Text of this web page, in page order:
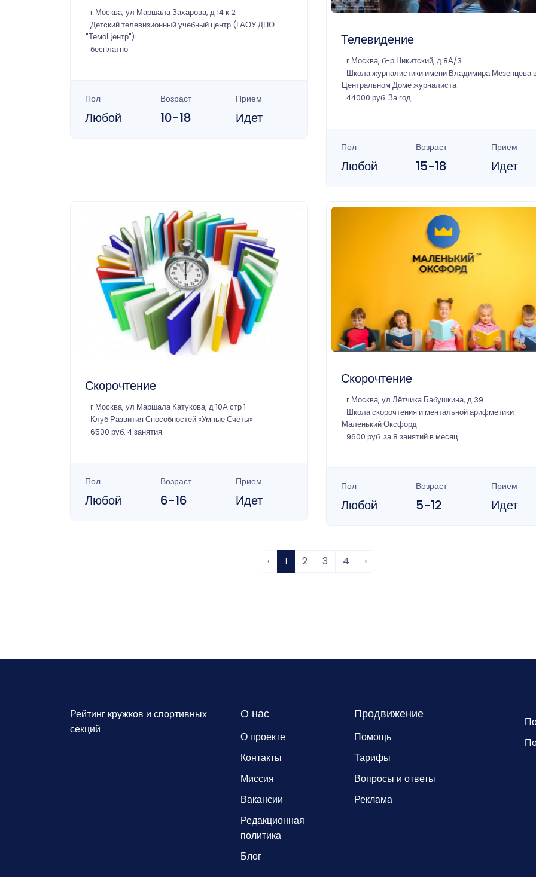
г Москва, ул Маршала Захарова, д 14 к 2
Детский телевизионный учебный центр (ГАОУ ДПО
"ТемоЦентр")
бесплатно
Пол
Любой
Возраст
10-18
Прием
Идет
Телевидение
г Москва, б-р Никитский, д 8А/3
Школа журналистики имени Владимира Мезенцева
Центральном Доме журналиста
44000 руб. За год
Пол
Любой
Возраст
15-18
Прием
Идет
Скорочтение
г Москва, ул Маршала Катукова, д 10А стр 1
Клуб Развития Способностей «Умные Счёты»
6500 руб. 4 занятия.
Пол
Любой
Возраст
6-16
Прием
Идет
Скорочтение
г Москва, ул Лётчика Бабушкина, д 39
Школа скорочтения и ментальной арифметики
Маленький Оксфорд
9600 руб. за 8 занятий в месяц
Пол
Любой
Возраст
5-12
Прием
Идет
‹ 1 2 3 4 ›
Рейтинг кружков и спортивных
секций
О нас
О проекте
Контакты
Миссия
Вакансии
Редакционная
политика
Блог
Продвижение
Помощь
Тарифы
Вопросы и ответы
Реклама